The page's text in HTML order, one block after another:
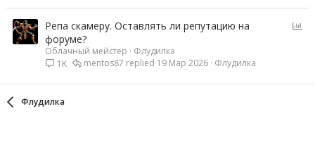
о
Репа скамеру. Оставлять ли репутацию на
форуме?
Облачный мейстер
Флудилка
1K
Флудилка
19 Мар 2026
mentos87
Флудилка